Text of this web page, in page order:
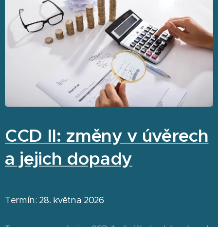
CCD II: změny v úvěrech
a jejich dopady
Termín: 28. května 2026